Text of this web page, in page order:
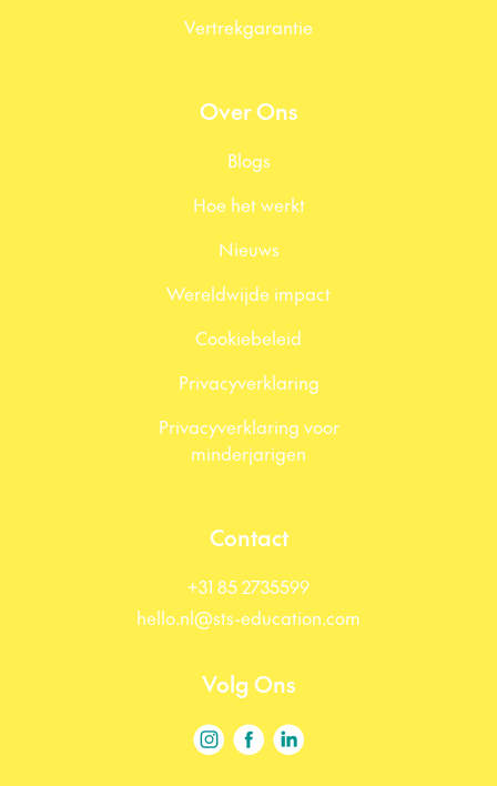
Vertrekgarantie
Over Ons
Blogs
Hoe het werkt
Nieuws
Wereldwijde impact
Cookiebeleid
Privacyverklaring
Privacyverklaring voor
minderjarigen
Contact
+31 85 2735599
hello.nl@sts-education.com
Volg Ons